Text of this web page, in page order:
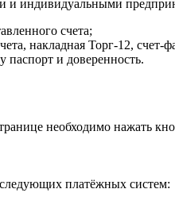
индивидуальными
счета;
накладная Торг-12, счет-
паспорт и доверенность.
необходимо нажать
платёжных систем: